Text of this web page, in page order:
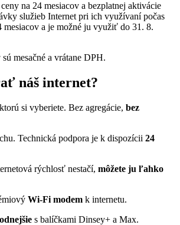
na 24 mesiacov a bezplatnej aktivácie
služieb Internet pri ich využívaní počas
mesiacov a je možné ju využiť do 31. 8.
mesačné a vrátane DPH.
náš internet?
si vyberiete. Bez agregácie, bez
Technická podpora je k dispozícii 24
rýchlosť nestačí, môžete ju ľahko
Wi-Fi modem k internetu.
s balíčkami Dinsey+ a Max.